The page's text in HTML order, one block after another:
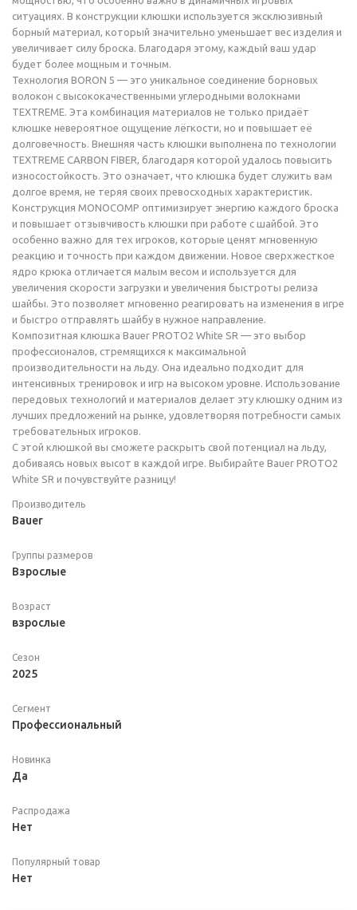
ситуациях. В конструкции клюшки используется эксклюзивный
борный материал, который значительно уменьшает вес изделия и
увеличивает силу броска. Благодаря этому, каждый ваш удар
будет более мощным и точным.
Технология BORON 5 — это уникальное соединение борновых
волокон с высококачественными углеродными волокнами
TEXTREME. Эта комбинация материалов не только придаёт
клюшке невероятное ощущение лёгкости, но и повышает её
долговечность. Внешняя часть клюшки выполнена по технологии
TEXTREME CARBON FIBER, благодаря которой удалось повысить
износостойкость. Это означает, что клюшка будет служить вам
долгое время, не теряя своих превосходных характеристик.
Конструкция MONOCOMP оптимизирует энергию каждого броска
и повышает отзывчивость клюшки при работе с шайбой. Это
особенно важно для тех игроков, которые ценят мгновенную
реакцию и точность при каждом движении. Новое сверхжесткое
ядро крюка отличается малым весом и используется для
увеличения скорости загрузки и увеличения быстроты релиза
шайбы. Это позволяет мгновенно реагировать на изменения в игре
и быстро отправлять шайбу в нужное направление.
Композитная клюшка Bauer PROTO2 White SR — это выбор
профессионалов, стремящихся к максимальной
производительности на льду. Она идеально подходит для
интенсивных тренировок и игр на высоком уровне. Использование
передовых технологий и материалов делает эту клюшку одним из
лучших предложений на рынке, удовлетворяя потребности самых
требовательных игроков.
С этой клюшкой вы сможете раскрыть свой потенциал на льду,
добиваясь новых высот в каждой игре. Выбирайте Bauer PROTO2
White SR и почувствуйте разницу!
Производитель
Bauer
Группы размеров
Взрослые
Возраст
взрослые
Сезон
2025
Сегмент
Профессиональный
Новинка
Да
Распродажа
Нет
Популярный товар
Нет